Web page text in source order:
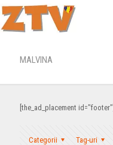
MALVINA
[the_ad_placement id="footer"]
Categorii Tag-uri